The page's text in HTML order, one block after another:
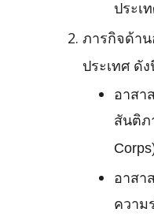
ประเ
ภารกิจด้า
ประเทศ ดั
อาสา
สันติภ
อาสา
ความ